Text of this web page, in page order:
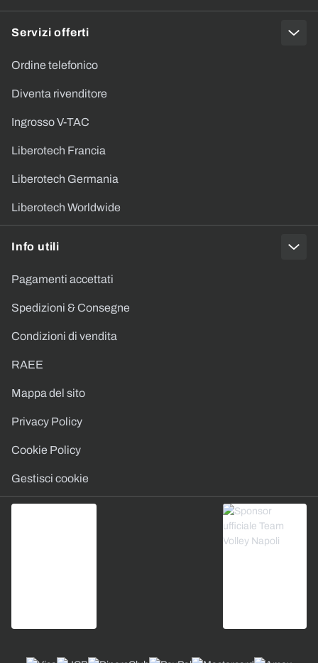
Servizi offerti
Ordine telefonico
Diventa rivenditore
Ingrosso V-TAC
Liberotech Francia
Liberotech Germania
Liberotech Worldwide
Info utili
Pagamenti accettati
Spedizioni & Consegne
Condizioni di vendita
RAEE
Mappa del sito
Privacy Policy
Cookie Policy
Gestisci cookie